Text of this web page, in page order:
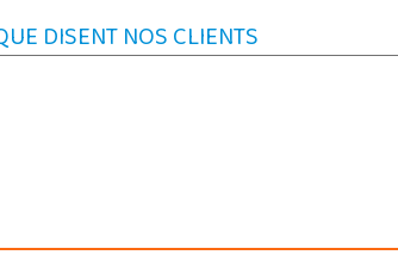
DISENT NOS CLIENTS